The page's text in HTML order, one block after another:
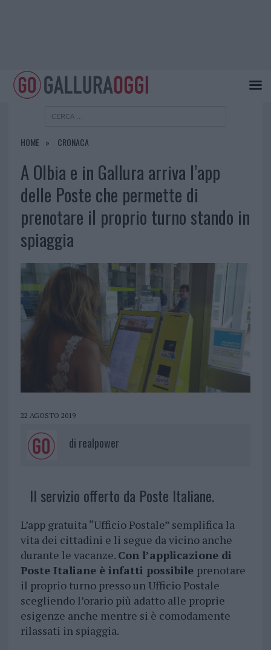
HOME CRONACA
A Olbia e in Gallura arriva l’app
delle Poste che permette di
prenotare il proprio turno stando in
spiaggia
22 AGOSTO 2019
di realpower
Il servizio offerto da Poste Italiane.
L’app gratuita “Ufficio Postale” semplifica la
vita dei cittadini e li segue da vicino anche
durante le vacanze. Con l’applicazione di
Poste Italiane è infatti possibile prenotare
il proprio turno presso un Ufficio Postale
scegliendo l’orario più adatto alle proprie
esigenze anche mentre si è comodamente
rilassati in spiaggia.